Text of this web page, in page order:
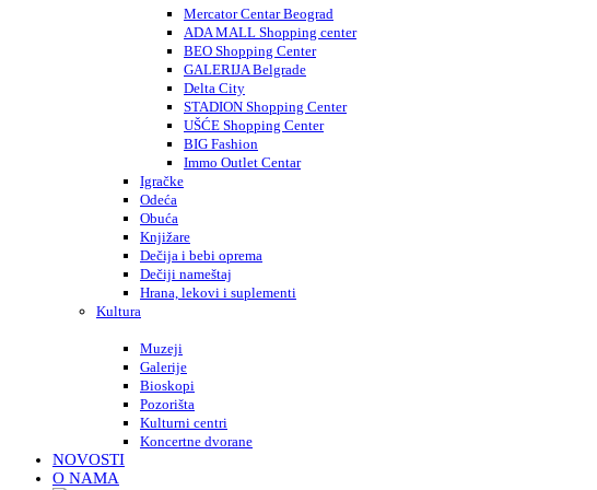
Mercator Centar Beograd
ADA MALL Shopping center
BEO Shopping Center
GALERIJA Belgrade
Delta City
STADION Shopping Center
UŠĆE Shopping Center
BIG Fashion
Immo Outlet Centar
Igračke
Odeća
Obuća
Knjižare
Dečija i bebi oprema
Dečiji nameštaj
Hrana, lekovi i suplementi
Kultura
Muzeji
Galerije
Bioskopi
Pozorišta
Kulturni centri
Koncertne dvorane
NOVOSTI
O NAMA